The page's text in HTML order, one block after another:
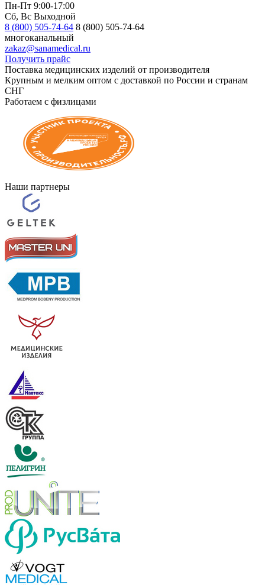
Пн-Пт 9:00-17:00
Сб, Вс Выходной
8 (800) 505-74-64 8 (800) 505-74-64
многоканальный
zakaz@sanamedical.ru
Получить прайс
Поставка медицинских изделий от производителя
Крупным и мелким оптом с доставкой по России и странам
СНГ
Работаем с физлицами
Наши партнеры